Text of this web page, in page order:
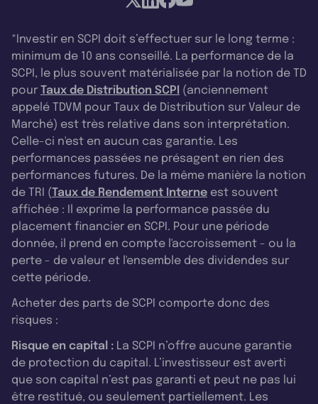
*Investir en SCPI doit s’effectuer sur le long terme :
minimum de 10 ans conseillé. La performance de la
SCPI, le plus souvent matérialisée par la notion de TD
pour Taux de Distribution SCPI (anciennement
appelé TDVM pour Taux de Distribution sur Valeur de
Marché) est très relative dans son interprétation.
Celle-ci n'est en aucun cas garantie. Les
performances passées ne présagent en rien des
performances futures. De la même manière la notion
de TRI (Taux de Rendement Interne est souvent
affichée : Il exprime la performance passée du
placement financier en SCPI. Pour une période
donnée, il prend en compte l'accroissement - ou la
perte - de valeur et l'ensemble des dividendes sur
cette période.
Acheter des parts de SCPI comporte donc des
risques :
Risque en capital : La SCPI n’offre aucune garantie
de protection du capital. L’investisseur est averti
que son capital n’est pas garanti et peut ne pas lui
être restitué, ou seulement partiellement. Les